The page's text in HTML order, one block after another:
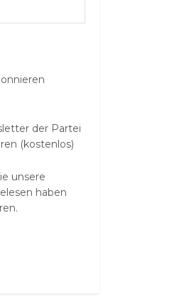
der Partei
(kostenlos)
unsere
haben